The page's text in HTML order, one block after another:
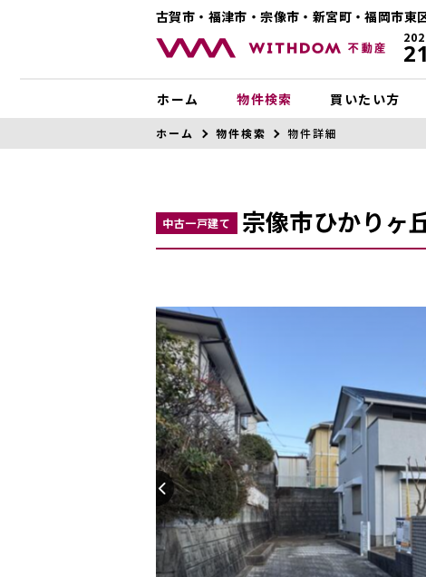
古賀市・福津市・宗像市・新宮町・福岡市東
ホーム 物件検索 買いたい方
ホーム 物件検索 物件詳細
中古一戸建て 宗像市ひかりヶ